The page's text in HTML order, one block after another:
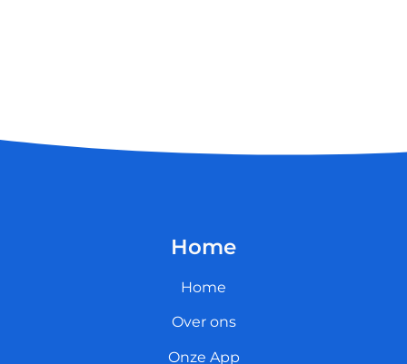
Home
Home
Over ons
Onze App